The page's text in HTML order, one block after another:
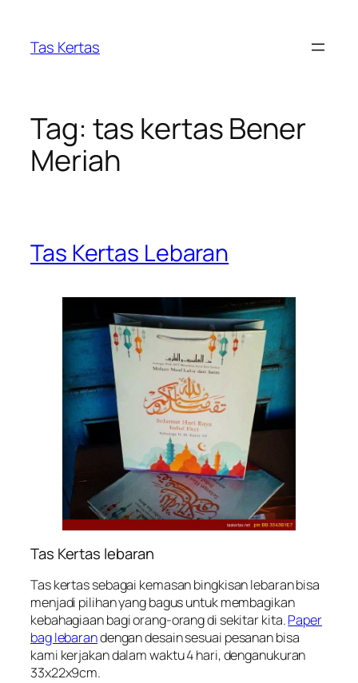
content
Tas Kertas
Tag: tas kertas Bener
Meriah
Tas Kertas Lebaran
Tas Kertas lebaran
Tas kertas sebagai kemasan bingkisan lebaran bisa
menjadi pilihan yang bagus untuk membagikan
kebahagiaan bagi orang-orang di sekitar kita.Paper
bag lebarandengan desain sesuai pesanan bisa
kami kerjakan dalam waktu 4 hari, denganukuran
33x22x9cm.